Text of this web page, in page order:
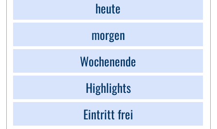
heute
morgen
Wochenende
Highlights
Eintritt frei